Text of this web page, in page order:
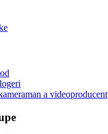
a videoproducent